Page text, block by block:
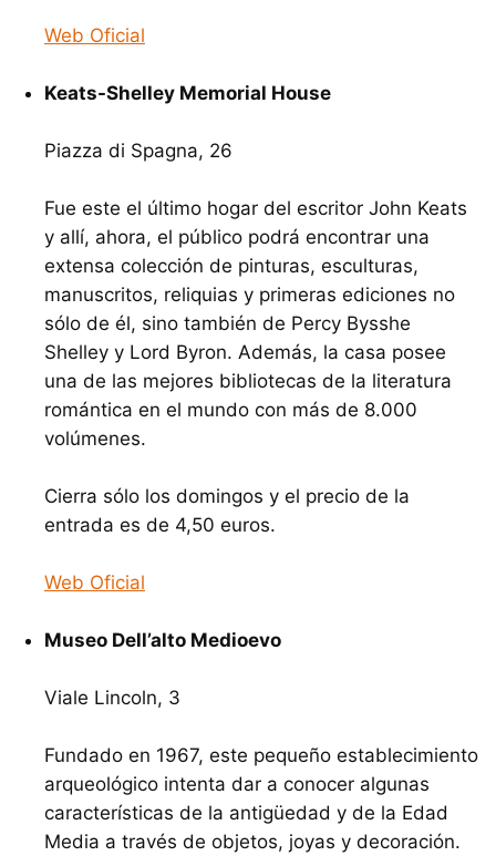
Web Oficial
Keats-Shelley Memorial House
Piazza di Spagna, 26
Fue este el último hogar del escritor John Keats
y allí, ahora, el público podrá encontrar una
extensa colección de pinturas, esculturas,
manuscritos, reliquias y primeras ediciones no
sólo de él, sino también de Percy Bysshe
Shelley y Lord Byron. Además, la casa posee
una de las mejores bibliotecas de la literatura
romántica en el mundo con más de 8.000
volúmenes.
Cierra sólo los domingos y el precio de la
entrada es de 4,50 euros.
Web Oficial
Museo Dell’alto Medioevo
Viale Lincoln, 3
Fundado en 1967, este pequeño establecimiento
arqueológico intenta dar a conocer algunas
características de la antigüedad y de la Edad
Media a través de objetos, joyas y decoración.